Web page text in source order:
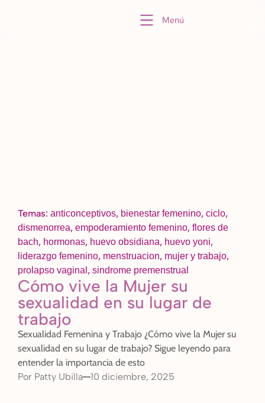
Menú
Temas: anticonceptivos, bienestar femenino, ciclo,
dismenorrea, empoderamiento femenino, flores de
bach, hormonas, huevo obsidiana, huevo yoni,
liderazgo femenino, menstruacion, mujer y trabajo,
prolapso vaginal , sindrome premenstrual
Cómo vive la Mujer su
sexualidad en su lugar de
trabajo
Sexualidad Femenina y Trabajo ¿Cómo vive la Mujer su
sexualidad en su lugar de trabajo? Sigue leyendo para
entender la importancia de esto
Por Patty Ubilla 10 diciembre, 2025